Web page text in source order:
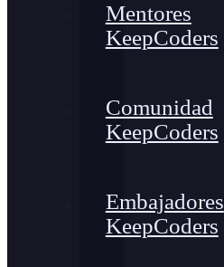
Mentores
KeepCoders
Comunidad
KeepCoders
Embajadores
KeepCoders